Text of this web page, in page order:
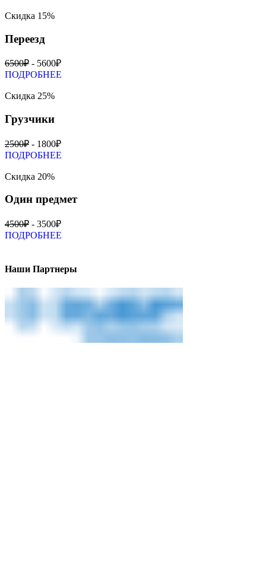
Скидка 15%
Переезд
6500₽ - 5600₽
ПОДРОБНЕЕ
Скидка 25%
Грузчики
2500₽ - 1800₽
ПОДРОБНЕЕ
Скидка 20%
Один предмет
4500₽ - 3500₽
ПОДРОБНЕЕ
Наши Партнеры